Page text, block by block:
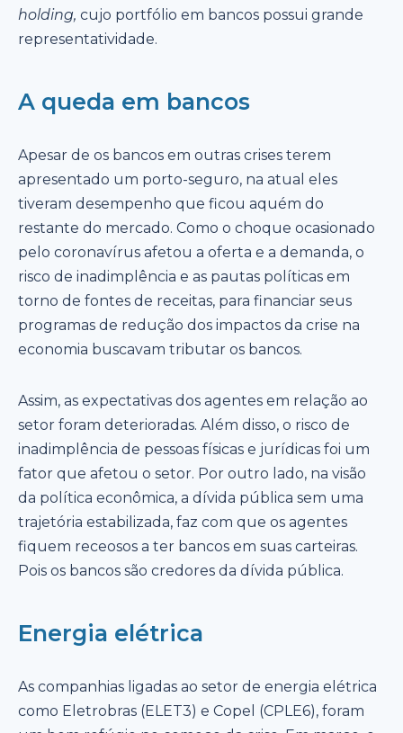
holding, cujo portfólio em bancos possui grande
representatividade.
A queda em bancos
Apesar de os bancos em outras crises terem
apresentado um porto-seguro, na atual eles
tiveram desempenho que ficou aquém do
restante do mercado. Como o choque ocasionado
pelo coronavírus afetou a oferta e a demanda, o
risco de inadimplência e as pautas políticas em
torno de fontes de receitas, para financiar seus
programas de redução dos impactos da crise na
economia buscavam tributar os bancos.
Assim, as expectativas dos agentes em relação ao
setor foram deterioradas. Além disso, o risco de
inadimplência de pessoas físicas e jurídicas foi um
fator que afetou o setor. Por outro lado, na visão
da política econômica, a dívida pública sem uma
trajetória estabilizada, faz com que os agentes
fiquem receosos a ter bancos em suas carteiras.
Pois os bancos são credores da dívida pública.
Energia elétrica
As companhias ligadas ao setor de energia elétrica
como Eletrobras (ELET3) e Copel (CPLE6), foram